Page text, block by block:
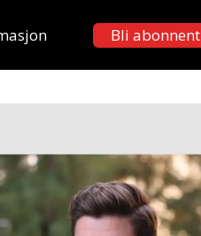
Bli abonnent